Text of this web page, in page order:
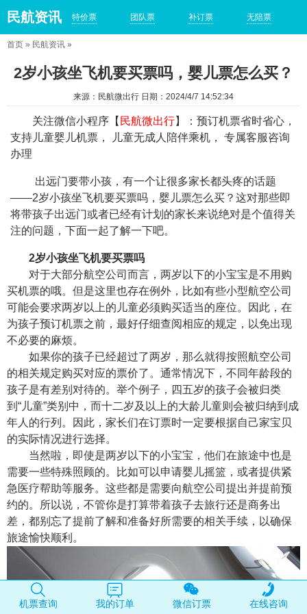
民航资讯 特价票 团队票 补订票 无陪票
首页 » 民航资讯 »
2岁小孩坐飞机要买票吗，婴儿票怎么买？
来源：民航微出行 日期：2024/4/7 14:52:34
关注微信小程序【 民航微出行】：预订机票省时省心，
支持儿童婴儿机票， 儿童无成人陪伴乘机， 专属客服咨询
办理
出远门要带小孩，有一个让很多家长都头疼的话题
——2岁小孩坐飞机要买票吗，婴儿票怎么买？这对那些即
将带孩子出远门或者已经有计划的家长来说绝对是个值得关
注的问题，下面一起了解一下吧。
2岁小孩坐飞机要买票吗
对于大部分航空公司而言，两岁以下的小宝宝是不用购
买机票的哦。但是这里也存在例外，比如有些小型航空公司
可能会要求两岁以上的儿童必须购买适当的座位。因此，在
为孩子预订机票之前，最好仔细查阅相应的规定，以免出现
不必要的麻烦。
如果你的孩子已经超过了两岁，那么就得按照航空公司
的相关规定购买对应的票价了。通常情况下，不同年龄段的
孩子是有差别对待的。举个例子，四五岁的孩子会被归类
到“儿童”类别中，而十二岁及以上的大龄儿童则会被归纳到成
年人的行列。因此，家长们在订票时一定要根据自己家宝贝
的实际情况进行选择。
当然啦，即使是两岁以下的小宝宝，他们在旅途中也是
需要一些特殊照顾的。比如可以申请婴儿摇篮，或者提供紧
急医疗帮助等服务。这些都是需要向航空公司提出并提前预
约的。所以说，不管你是打算带着孩子去旅行还是商务出
差，都别忘了提前了解和准备好所需要的相关手续，以确保
旅途愉快顺利。
机票查询 我的订单 微信订票 在线咨询